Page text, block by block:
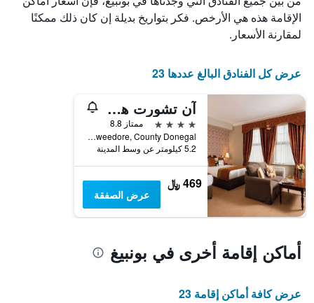
الذي
يعرض
أيام
يتضمن
المخطط
التالي
1
محور
Y
الذي
يعرض
متوسط
سعر
غرفة
الإقامة هذه هي الأرخص. فكر بتواريخ بديلة إن كان ذلك ممكنًا
لمقارنة الأسعار.
عرض كل الفنادق البالغ عددها 23
آن تشورت هوتل
4 نجوم
ممتاز 8.8
Gweedore, County Donegal, بونبيغ, أيرلندا
5.2 كيلومتر عن وسط المدينة
469 ﷼
عرض الصفقة
أماكن إقامة أخرى في بونبيغ
عرض كافة أماكن إقامة 23